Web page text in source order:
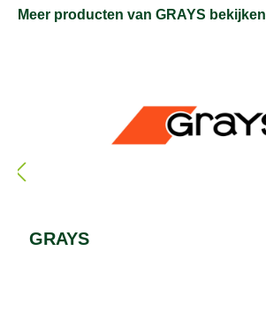
Meer producten van GRAYS bekijken
GRAYS